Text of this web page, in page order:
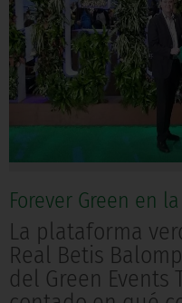
Forever Green en
La plataforma
Real Betis
del Green Events